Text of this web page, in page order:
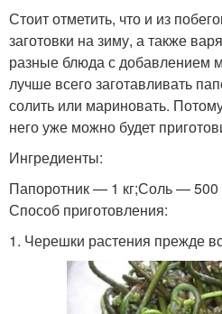
Стоит отметить, что и из
заготовки на зиму, а также
разные блюда с добавлением
лучше всего заготавливать
солить или мариновать.
него уже можно будет
Ингредиенты:
Папоротник — 1 кг;Соль — 500
Способ приготовления:
1. Черешки растения прежде